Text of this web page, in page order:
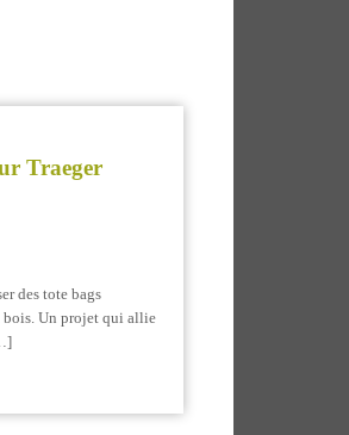
Traeger
des tote bags
bois. Un projet qui allie